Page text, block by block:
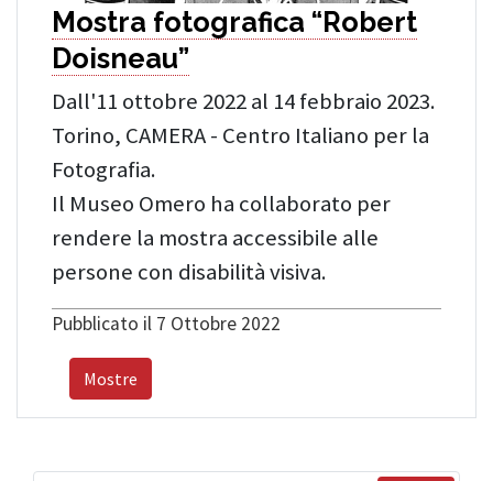
Mostra fotografica “Robert
Doisneau”
Dall'11 ottobre 2022 al 14 febbraio 2023.
Torino, CAMERA - Centro Italiano per la
Fotografia.
Il Museo Omero ha collaborato per
rendere la mostra accessibile alle
persone con disabilità visiva.
Pubblicato il 7 Ottobre 2022
Mostre